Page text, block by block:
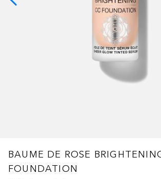
BAUME DE ROSE
FOUNDATION